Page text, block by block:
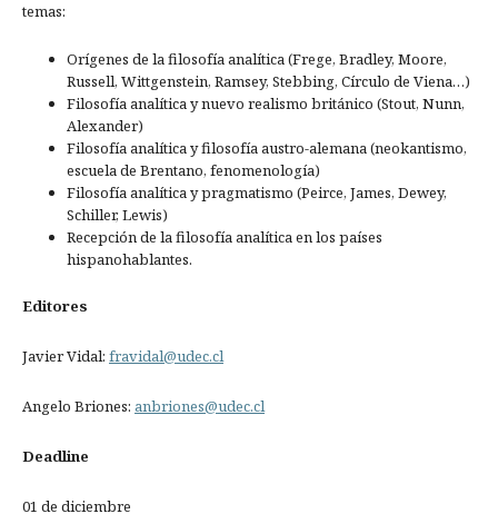
temas:
Orígenes de la filosofía analítica (Frege, Bradley, Moore,
Russell, Wittgenstein, Ramsey, Stebbing, Círculo de Viena…)
Filosofía analítica y nuevo realismo británico (Stout, Nunn,
Alexander)
Filosofía analítica y filosofía austro-alemana (neokantismo,
escuela de Brentano, fenomenología)
Filosofía analítica y pragmatismo (Peirce, James, Dewey,
Schiller, Lewis)
Recepción de la filosofía analítica en los países
hispanohablantes.
Editores
Javier Vidal: fravidal@udec.cl
Angelo Briones: anbriones@udec.cl
Deadline
01 de diciembre